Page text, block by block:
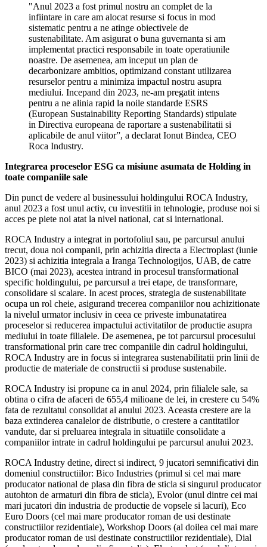
"Anul 2023 a fost primul nostru an complet de la
infiintare in care am alocat resurse si focus in mod
sistematic pentru a ne atinge obiectivele de
sustenabilitate. Am asigurat o buna guvernanta si am
implementat practici responsabile in toate operatiunile
noastre. De asemenea, am inceput un plan de
decarbonizare ambitios, optimizand constant utilizarea
resurselor pentru a minimiza impactul nostru asupra
mediului. Incepand din 2023, ne-am pregatit intens
pentru a ne alinia rapid la noile standarde ESRS
(European Sustainability Reporting Standards) stipulate
in Directiva europeana de raportare a sustenabilitatii si
aplicabile de anul viitor”, a declarat Ionut Bindea, CEO
Roca Industry.
Integrarea proceselor ESG ca misiune asumata de Holding in
toate companiile sale
Din punct de vedere al businessului holdingului ROCA Industry,
anul 2023 a fost unul activ, cu investitii in tehnologie, produse noi si
acces pe piete noi atat la nivel national, cat si international.
ROCA Industry a integrat in portofoliul sau, pe parcursul anului
trecut, doua noi companii, prin achizitia directa a Electroplast (iunie
2023) si achizitia integrala a Iranga Technologijos, UAB, de catre
BICO (mai 2023), acestea intrand in procesul transformational
specific holdingului, pe parcursul a trei etape, de transformare,
consolidare si scalare. In acest proces, strategia de sustenabilitate
ocupa un rol cheie, asigurand trecerea companiilor nou achizitionate
la nivelul urmator inclusiv in ceea ce priveste imbunatatirea
proceselor si reducerea impactului activitatilor de productie asupra
mediului in toate filialele. De asemenea, pe tot parcursul procesului
transformational prin care trec companiile din cadrul holdingului,
ROCA Industry are in focus si integrarea sustenabilitatii prin linii de
productie de materiale de constructii si produse sustenabile.
ROCA Industry isi propune ca in anul 2024, prin filialele sale, sa
obtina o cifra de afaceri de 655,4 milioane de lei, in crestere cu 54%
fata de rezultatul consolidat al anului 2023. Aceasta crestere are la
baza extinderea canalelor de distributie, o crestere a cantitatilor
vandute, dar si preluarea integrala in situatiile consolidate a
companiilor intrate in cadrul holdingului pe parcursul anului 2023.
ROCA Industry detine, direct si indirect, 9 jucatori semnificativi din
domeniul constructiilor: Bico Industries (primul si cel mai mare
producator national de plasa din fibra de sticla si singurul producator
autohton de armaturi din fibra de sticla), Evolor (unul dintre cei mai
mari jucatori din industria de productie de vopsele si lacuri), Eco
Euro Doors (cel mai mare producator roman de usi destinate
constructiilor rezidentiale), Workshop Doors (al doilea cel mai mare
producator roman de usi destinate constructiilor rezidentiale), Dial